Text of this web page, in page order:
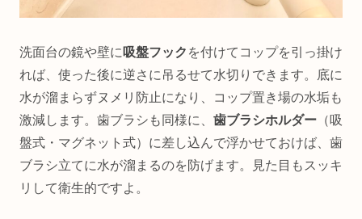
洗面台の鏡や壁に 吸盤フック を付けてコップを引っ掛け
れば、使った後に逆さに吊るせて水切りできます。底に
水が溜まらずヌメリ防止になり、コップ置き場の水垢も
激減します。歯ブラシも同様に、 歯ブラシホルダー （吸
盤式・マグネット式）に差し込んで浮かせておけば、歯
ブラシ立てに水が溜まるのを防げます。見た目もスッキ
リして衛生的ですよ。